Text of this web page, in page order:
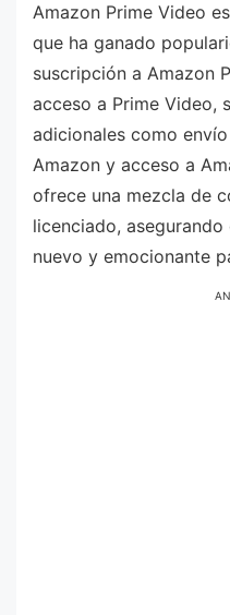
Amazon Prime Video
que ha ganado
suscripción a Amazon
acceso a Prime Video,
adicionales como
Amazon y acceso a
ofrece una mezcla de
licenciado,
nuevo y emocionante